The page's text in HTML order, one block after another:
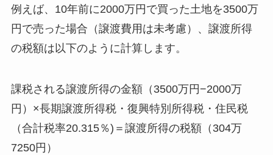
例えば、10年前に2000万円で買った土地を3500万
円で売った場合（譲渡費用は未考慮）、譲渡所得
の税額は以下のように計算します。
課税される譲渡所得の金額（3500万円−2000万
円）×長期譲渡所得税・復興特別所得税・住民税
（合計税率20.315％)＝譲渡所得の税額（304万
7250円）